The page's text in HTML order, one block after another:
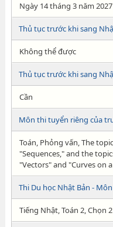
Ngày 14 tháng 3 năm 2027
Thủ tục trước khi sang
Không thể được
Thủ tục trước khi sang
Cần
Môn thi tuyển riêng của
Toán, Phỏng vấn, The
"Sequences," and the
"Vectors" and "Curves on
Thi Du học Nhật Bản -
Tiếng Nhật, Toán 2, Chọn